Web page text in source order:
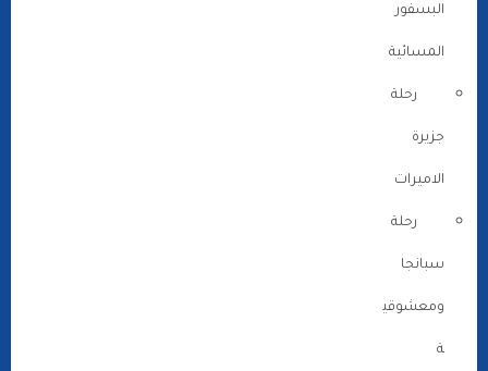
البسفور
المسائية
رحلة
جزيرة
الاميرات
رحلة
سبانجا
ومعشوقي
ة